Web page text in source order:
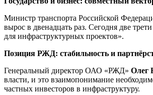
Министр транспорта Российской
вырос в двенадцать раз. Сегодня две
для инфраструктурных проектов».
Позиция РЖД: стабильность и
Генеральный директор ОАО «РЖД» Олег
власти, и это взаимопонимание
частных инвесторов в инфраструктуру.